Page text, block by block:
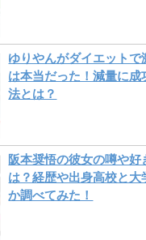
ゆりやんがダイエットで
は本当だった！減量に成
法とは？
阪本奨悟の彼女の噂や好
は？経歴や出身高校と大
か調べてみた！